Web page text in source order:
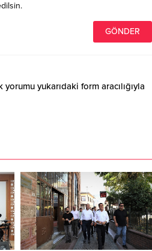
yorumu yukarıdaki form aracılığıyla